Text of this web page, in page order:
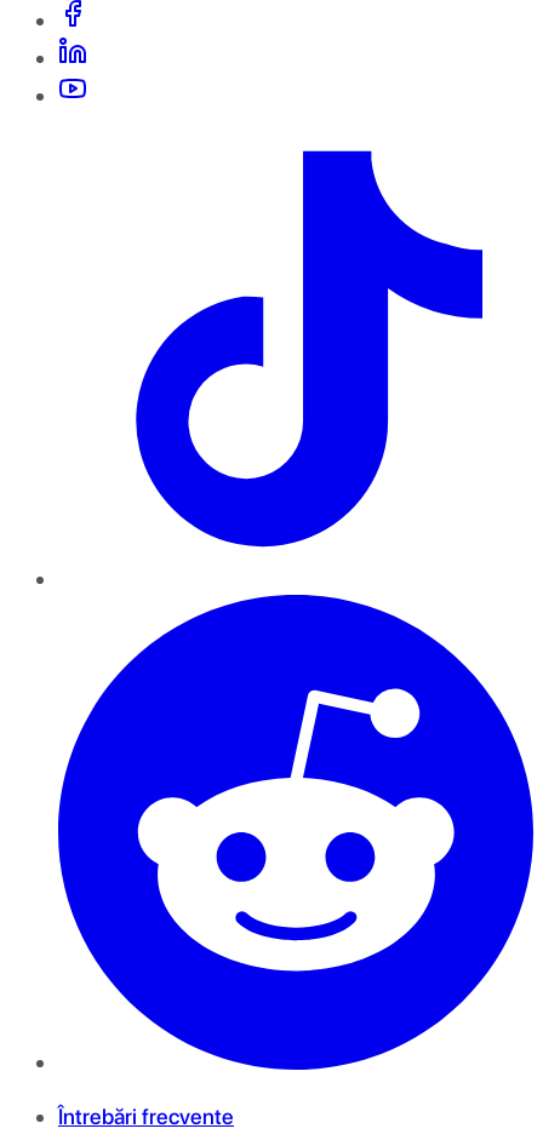
Întrebări frecvente